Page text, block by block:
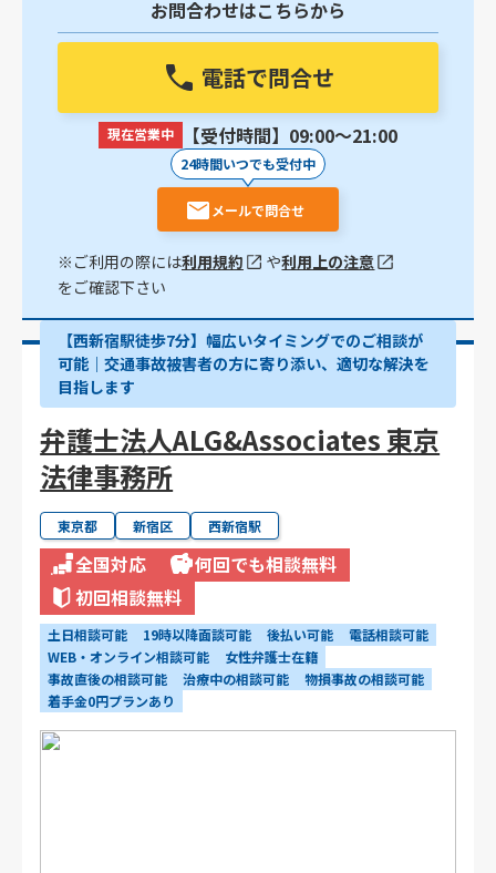
お問合わせはこちらから
電話で問合せ
現在営業中 【受付時間】09:00〜21:00
24時間いつでも受付中
メールで問合せ
※ご利用の際には利用規約 や利用上の注意
をご確認下さい
【西新宿駅徒歩7分】幅広いタイミングでのご相談が
可能｜交通事故被害者の方に寄り添い、適切な解決を
目指します
弁護士法人ALG&Associates 東京
法律事務所
東京都 新宿区 西新宿駅
全国対応
何回でも相談無料
初回相談無料
土日相談可能 19時以降面談可能 後払い可能
電話相談可能
WEB・オンライン相談可能
女性弁護士在籍
事故直後の相談可能
治療中の相談可能
物損事故の相談可能
着手金0円プランあり